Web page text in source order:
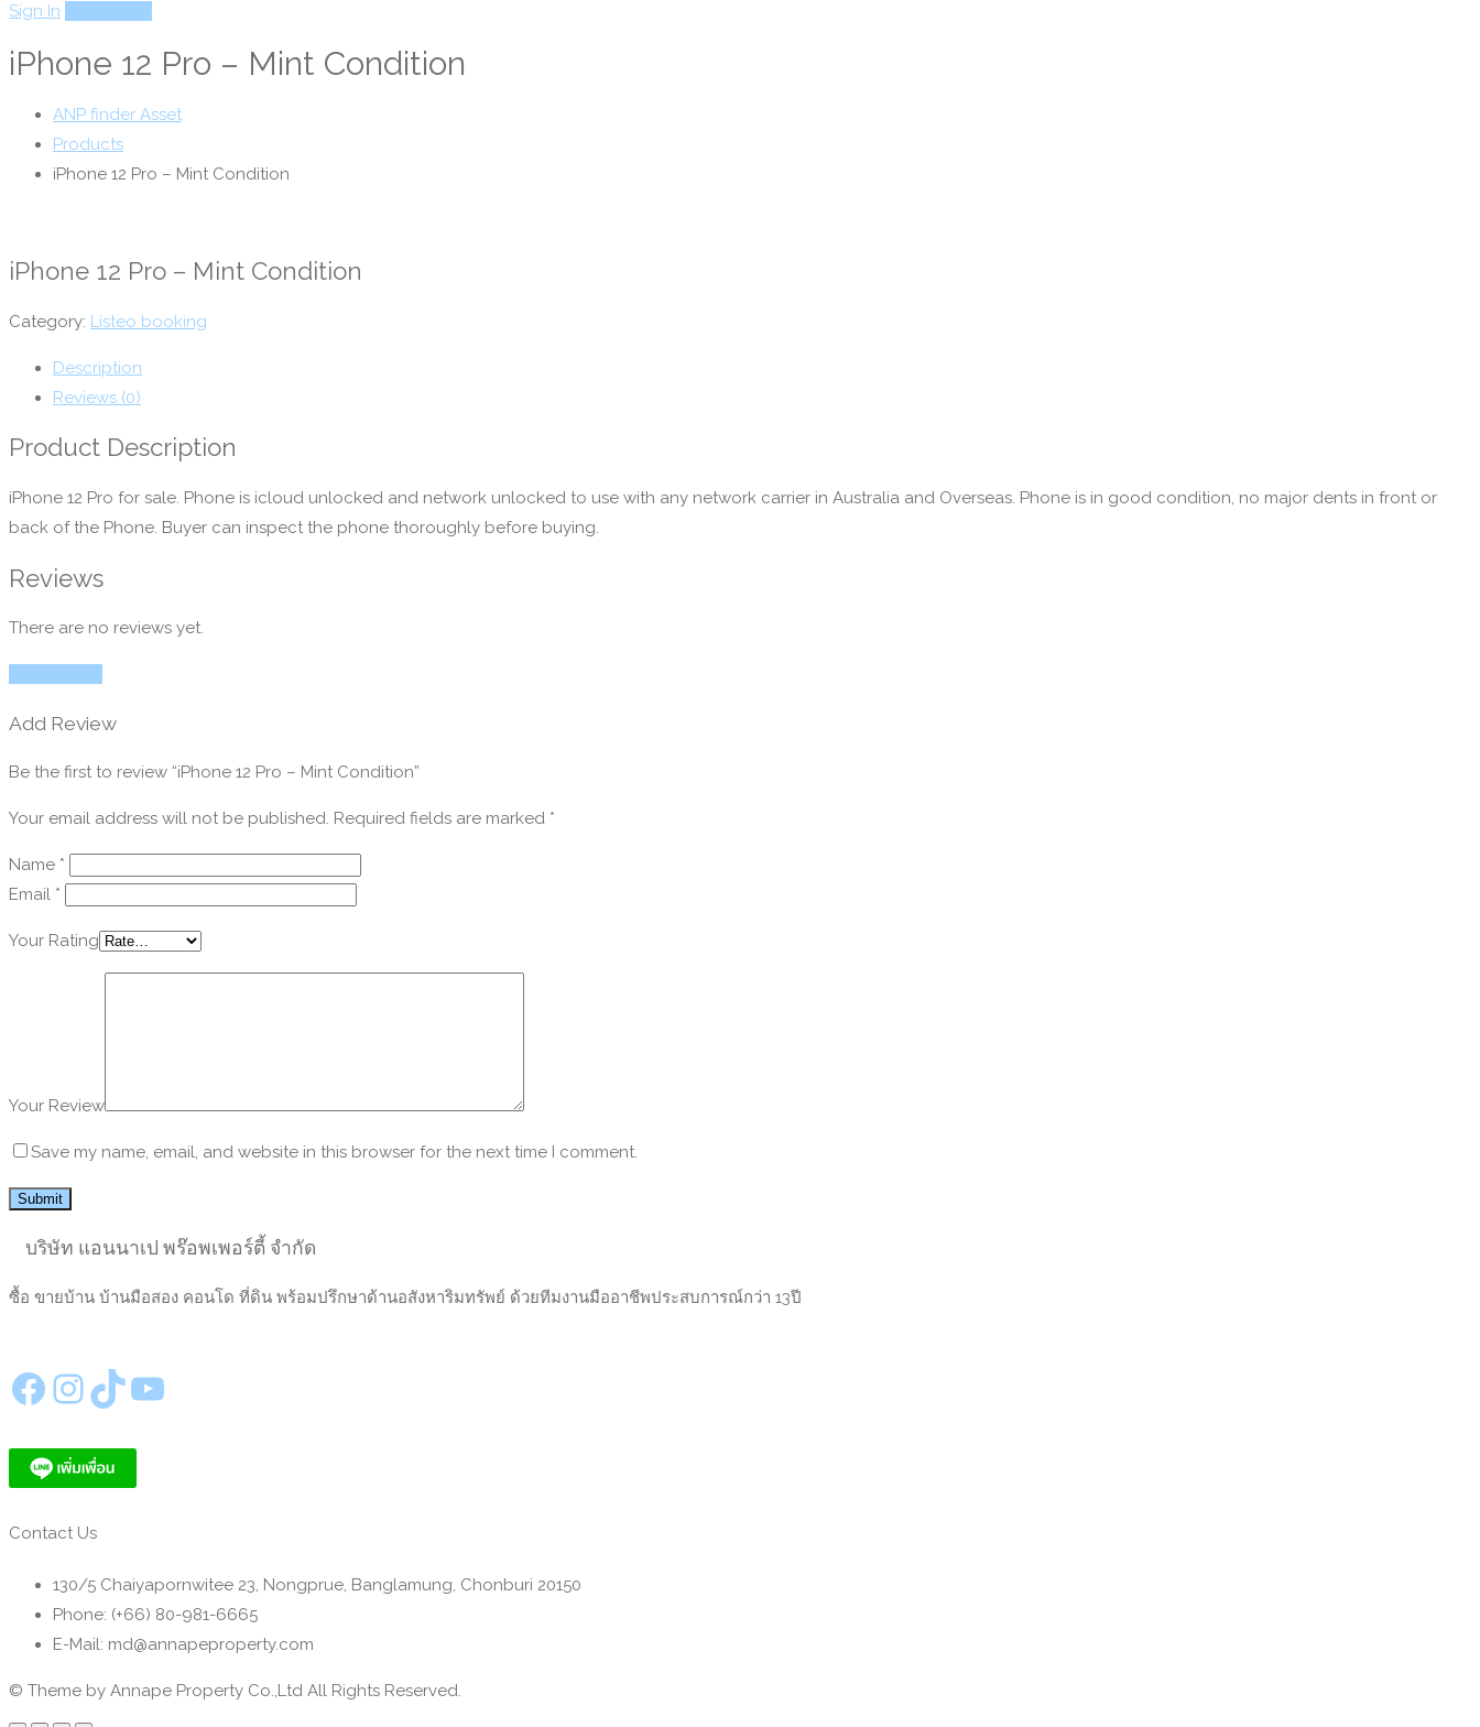
Sign In
iPhone 12 Pro – Mint Condition
ANP finder Asset
Products
iPhone 12 Pro – Mint Condition
iPhone 12 Pro – Mint Condition
Category: Listeo booking
Description
Reviews (0)
Product Description
iPhone 12 Pro for sale. Phone is icloud unlocked and network unlocked to use with any network carrier in Australia and Overseas. Phone is in good condition, no major dents in front or
back of the Phone. Buyer can inspect the phone thoroughly before buying.
Reviews
There are no reviews yet.
Add Review
Be the first to review “iPhone 12 Pro – Mint Condition”
Your email address will not be published. Required fields are marked *
Name *
Email *
Your Rating
Your Review
Save my name, email, and website in this browser for the next time I comment.
บริษัท แอนนาเป พร๊อพเพอร์ตี้ จำกัด
ซื้อ ขายบ้าน บ้านมือสอง คอนโด ที่ดิน พร้อมปรึกษาด้านอสังหาริมทรัพย์ ด้วยทีมงานมืออาชีพประสบการณ์กว่า 13ปี
https://www.facebook.com/annapeproperty InstagramTikTok YouTube
Contact Us
130/5 Chaiyapornwitee 23, Nongprue, Banglamung, Chonburi 20150
Phone: (+66) 80-981-6665
E-Mail: md@annapeproperty.com
© Theme by Annape Property Co.,Ltd All Rights Reserved.